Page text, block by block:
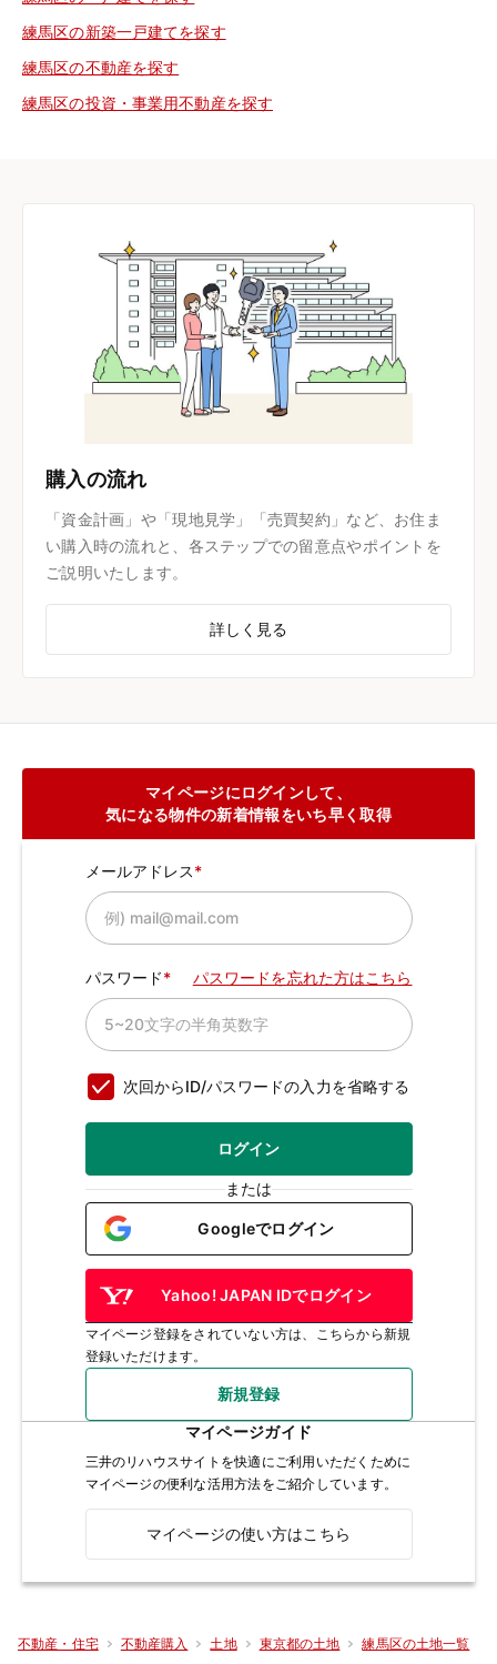
練馬区の新築一戸建てを探す
練馬区の不動産を探す
練馬区の投資・事業用不動産を探す
購入の流れ
「資金計画」や「現地見学」「売買契約」など、お住ま
い購入時の流れと、各ステップでの留意点やポイントを
ご説明いたします。
詳しく見る
マイページにログインして、
気になる物件の新着情報をいち早く取得
メールアドレス
パスワード パスワードを忘れた方はこちら
次回からID/パスワードの入力を省略する
ログイン
または
Googleでログイン
Yahoo! JAPAN IDでログイン
マイページ登録をされていない方は、こちらから新規
登録いただけます。
新規登録
マイページガイド
三井のリハウスサイトを快適にご利用いただくために
マイページの便利な活用方法をご紹介しています。
マイページの使い方はこちら
不動産・住宅 不動産購入 土地 東京都の土地 練馬区の土地一覧